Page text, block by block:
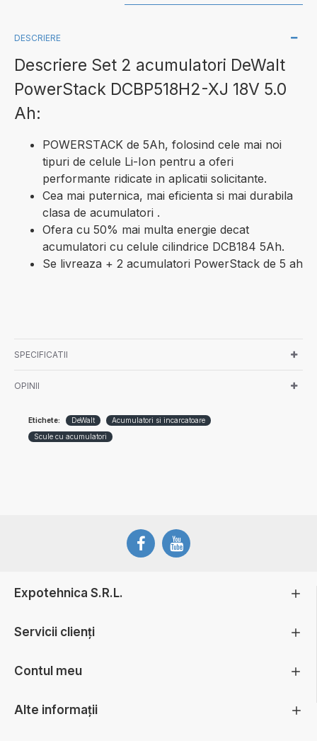
DESCRIERE
Descriere Set 2 acumulatori DeWalt
PowerStack DCBP518H2-XJ 18V 5.0
Ah:
POWERSTACK de 5Ah, folosind cele mai noi
tipuri de celule Li-Ion pentru a oferi
performante ridicate in aplicatii solicitante.
Cea mai puternica, mai eficienta si mai durabila
clasa de acumulatori .
Ofera cu 50% mai multa energie decat
acumulatori cu celule cilindrice DCB184 5Ah.
Se livreaza + 2 acumulatori PowerStack de 5 ah
SPECIFICATII
OPINII
Etichete: DeWalt
Acumulatori si incarcatoare
Scule cu acumulatori
Expotehnica S.R.L.
Servicii clienți
Contul meu
Alte informații